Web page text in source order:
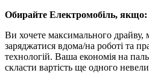
Обирайте Електромобіль, якщо:
Ви хочете максимального драйву,
заряджатися вдома/на роботі та
технологій. Ваша економія на
скласти вартість ще одного